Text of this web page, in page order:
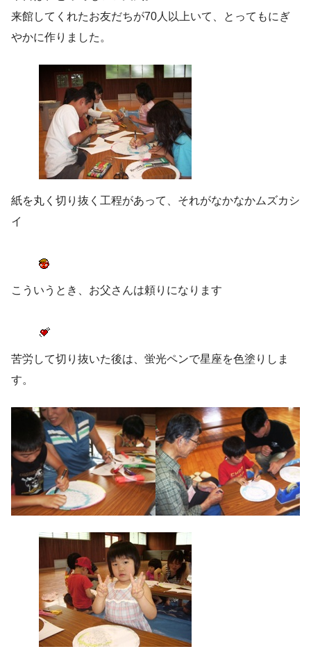
来館してくれたお友だちが70人以上いて、とってもにぎ
やかに作りました。
紙を丸く切り抜く工程があって、それがなかなかムズカシ
イ
こういうとき、お父さんは頼りになります
苦労して切り抜いた後は、蛍光ペンで星座を色塗りしま
す。